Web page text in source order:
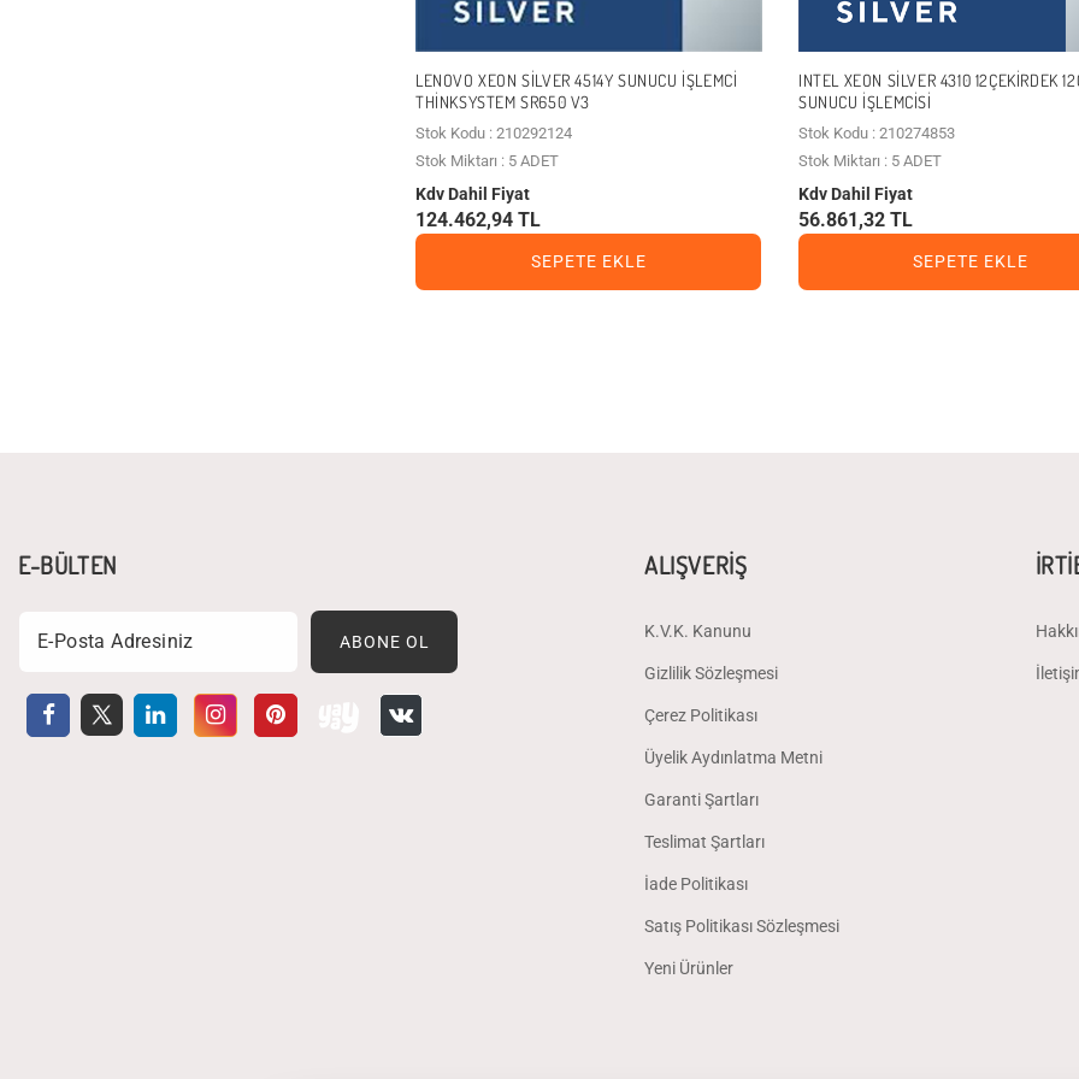
LENOVO XEON SILVER 4514Y SUNUCU İŞLEMCI
THINKSYSTEM SR650 V3
Stok Kodu : 210292124
Stok Miktarı : 5 ADET
Kdv Dahil Fiyat
124.462,94 TL
SEPETE EKLE
INTEL XEON SILVER 4310 12ÇEKIRDEK
SUNUCU İŞLEMCISI
Stok Kodu : 210274853
Stok Miktarı : 5 ADET
Kdv Dahil Fiyat
56.861,32 TL
SEPETE EKLE
E-BÜLTEN
Email ABONE OL
ALIŞVERİŞ
K.V.K. Kanunu
Gizlilik Sözleşmesi
Çerez Politikası
Üyelik Aydınlatma Metni
Garanti Şartları
Teslimat Şartları
İade Politikası
Satış Politikası Sözleşmesi
Yeni Ürünler